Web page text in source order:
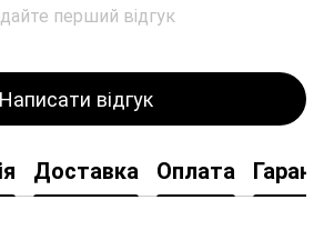
перший відгук
Написати відгук
Доставка Оплата